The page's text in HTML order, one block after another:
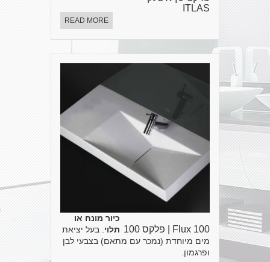
ITLAS
READ MORE
Flux 100 | פלקס 100
כיור מונח או
תלוי . בעל יציאת
מים מיוחדת (נמכר עם מתאם) בצבעי לבן
ופרגמון.